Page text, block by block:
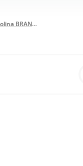
Zaginęła Karolina BRANDYS